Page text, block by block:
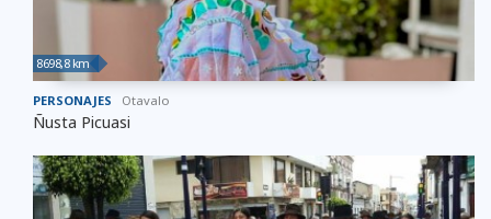
8698,8 km
PERSONAJES Otavalo
Ñusta Picuasi